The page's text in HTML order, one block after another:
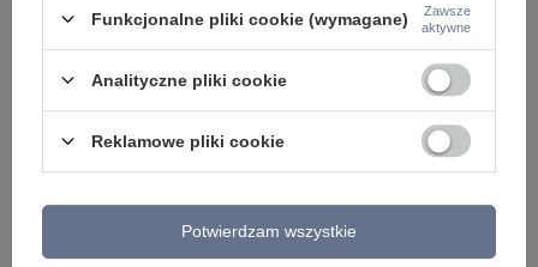
SŁUPKI OGRODOWE
LAMPY OGRODOWE - SUFITOWE
LAMPY SOLARNE
GIRLANDY OGRODOWE
KINKIETY OGRODOWE
PRODUCENCI
Funkcjonalne pliki cookie (wymagane)
Zawsze
aktywne
Analityczne pliki cookie
Reklamowe pliki cookie
Potwierdzam wszystkie